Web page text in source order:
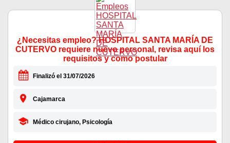
¿Necesitas empleo? HOSPITAL SANTA MARÍA DE
CUTERVO requiere nuevo personal, revisa aquí los
requisitos y como postular
Finalizó el 31/07/2026
Cajamarca
Médico cirujano, Psicología